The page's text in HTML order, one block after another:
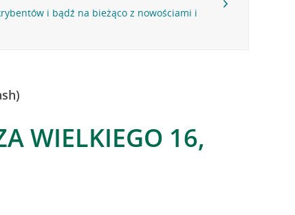
i bądź na bieżąco z nowościami i
WIELKIEGO 16,